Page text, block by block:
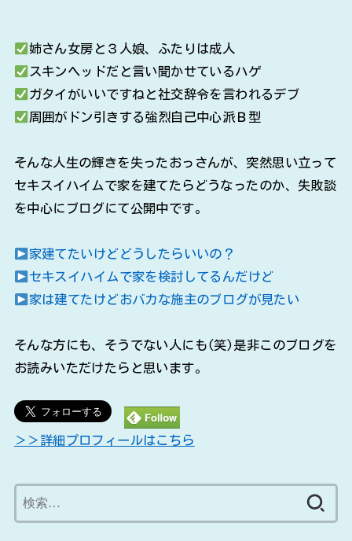
姉さん女房と３人娘、ふたりは成人
スキンヘッドだと言い聞かせているハゲ
ガタイがいいですねと社交辞令を言われるデブ
周囲がドン引きする強烈自己中心派Ｂ型
そんな人生の輝きを失ったおっさんが、突然思い立って
セキスイハイムで家を建てたらどうなったのか、失敗談
を中心にブログにて公開中です。
家建てたいけどどうしたらいいの？
セキスイハイムで家を検討してるんだけど
家は建てたけどおバカな施主のブログが見たい
そんな方にも、そうでない人にも(笑)是非このブログを
お読みいただけたらと思います。
＞＞詳細プロフィールはこちら
索: